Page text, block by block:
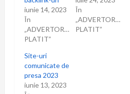
c
o
l
e
iunie 14, 2023
În
„ADVERTORIAL
PLATIT”
În
„ADVERTORIAL
PLATIT”
Site-uri
comunicate de
presa 2023
iunie 13, 2023